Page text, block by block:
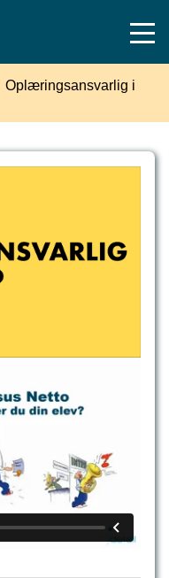
Oplæringsansvarlig i